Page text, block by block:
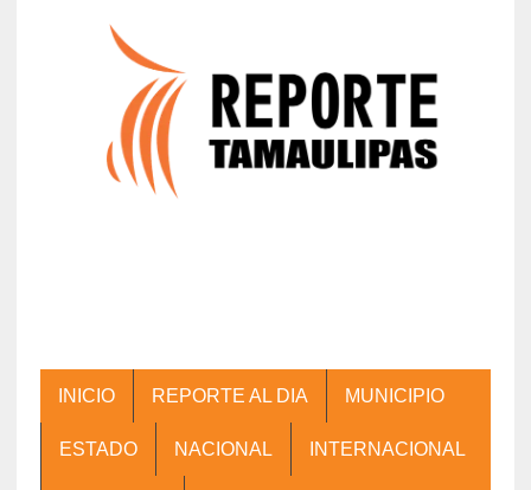
INICIO REPORTE AL DIA MUNICIPIO
ESTADO NACIONAL INTERNACIONAL